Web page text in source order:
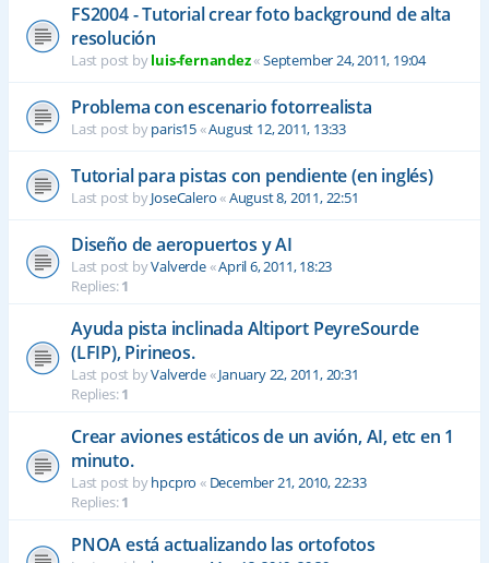
FS2004 - Tutorial crear foto background de alta
resolución
Last post byluis-fernandez«September 24, 2011, 19:04
Problema con escenario fotorrealista
Last post byparis15«August 12, 2011, 13:33
Tutorial para pistas con pendiente (en inglés)
Last post byJoseCalero«August 8, 2011, 22:51
Diseño de aeropuertos y AI
Last post byValverde«April 6, 2011, 18:23
Replies:1
Ayuda pista inclinada Altiport PeyreSourde
(LFIP), Pirineos.
Last post byValverde«January 22, 2011, 20:31
Replies:1
Crear aviones estáticos de un avión, AI, etc en 1
minuto.
Last post byhpcpro « December 21, 2010, 22:33
Replies:1
PNOA está actualizando las ortofotos